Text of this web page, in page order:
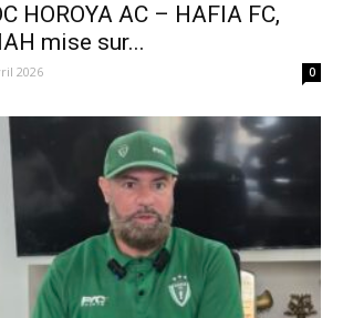
HOROYA AC – HAFIA FC,
mise sur...
2026 0